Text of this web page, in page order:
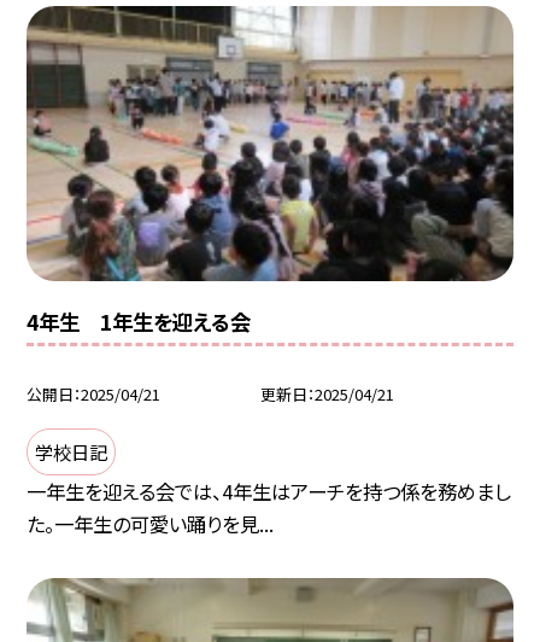
4年生 1年生を迎える会
公開日 2025/04/21 更新日 2025/04/21
学校日記
一年生を迎える会では、4年生はアーチを持つ係を務めまし
た。一年生の可愛い踊りを見...